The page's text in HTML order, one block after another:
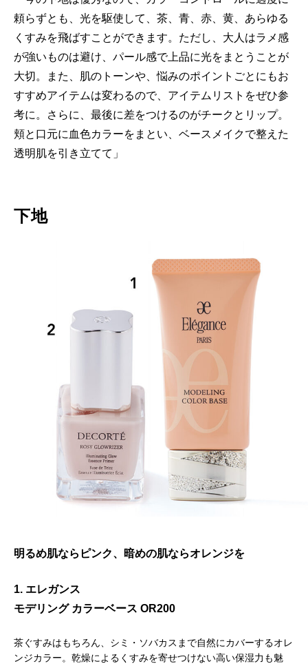
頼らずとも、光を駆使して、茶、青、赤、黄、あらゆる
くすみを飛ばすことができます。ただし、大人はラメ感
が強いものは避け、パール感で上品に光をまとうことが
大切。また、肌のトーンや、悩みのポイントごとにもお
すすめアイテムは変わるので、アイテムリストをぜひ参
考に。さらに、最後に差をつけるのがチークとリップ。
頬と口元に血色カラーをまとい、ベースメイクで整えた
透明肌を引き立てて」
下地
明るめ肌ならピンク、暗めの肌ならオレンジを
1. エレガンス
モデリング カラーベース OR200
茶ぐすみはもちろん、シミ・ソバカスまで自然にカバーするオレ
ンジカラー。乾燥によるくすみを寄せつけない高い保湿力も魅